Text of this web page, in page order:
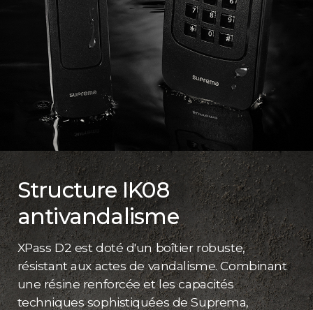
Structure IK08
antivandalisme
XPass D2 est doté d'un boîtier robuste,
résistant aux actes de vandalisme. Combinant
une résine renforcée et les capacités
techniques sophistiquées de Suprema,